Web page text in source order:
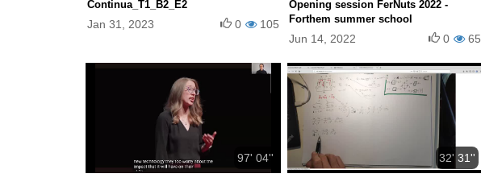
Continua_T1_B2_E2
Jan 31, 2023 105
0
Opening session FerNuts 2022 -
Forthem summer school
Jun 14, 2022 65
0
97' 04'' 32' 31''